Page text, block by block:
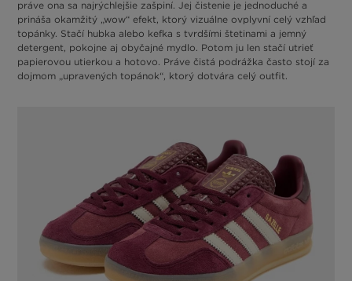
práve ona sa najrýchlejšie zašpiní. Jej čistenie je jednoduché a
prináša okamžitý „wow“ efekt, ktorý vizuálne ovplyvní celý vzhľad
topánky. Stačí hubka alebo kefka s tvrdšími štetinami a jemný
detergent, pokojne aj obyčajné mydlo. Potom ju len stačí utrieť
papierovou utierkou a hotovo. Práve čistá podrážka často stojí za
dojmom „upravených topánok“, ktorý dotvára celý outfit.